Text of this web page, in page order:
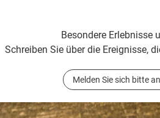
Besondere Erlebnisse
Schreiben Sie über die Ereignisse,
Melden Sie sich bitte